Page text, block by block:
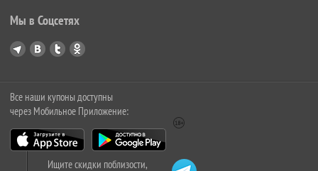
Мы в Соцсетях
Все наши купоны доступны
через Мобильное Приложение:
Ищите скидки поблизости,